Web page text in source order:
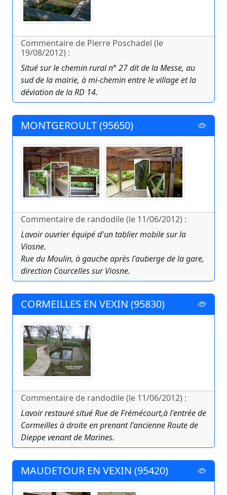
Commentaire de Pierre Poschadel (le
19/08/2012) :
Situé sur le chemin rural n° 27 dit de la Messe, au
sud de la mairie, à mi-chemin entre le village et la
déviation de la RD 14.
MONTGEROULT (95650)
Commentaire de randodile (le 11/06/2012) :
Lavoir ouvrier équipé d'un tablier mobile sur la
Viosne.
Rue du Moulin, à gauche après l'auberge de la gare,
direction Courcelles sur Viosne.
CORMEILLES EN VEXIN (95830)
Commentaire de randodile (le 11/06/2012) :
Lavoir restauré situé Rue de Frémécourt,à l'entrée de
Cormeilles à droite en prenant l'ancienne Route de
Dieppe venant de Marines.
MAUDETOUR EN VEXIN (95420)